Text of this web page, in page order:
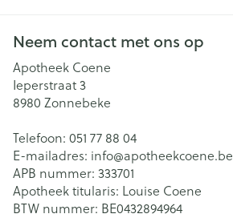
Neem contact met ons op
Apotheek Coene
Ieperstraat 3
8980 Zonnebeke
Telefoon: 051 77 88 04
E-mailadres: info@apotheekcoene.be
APB nummer: 333701
Apotheek titularis: Louise Coene
BTW nummer: BE0432894964